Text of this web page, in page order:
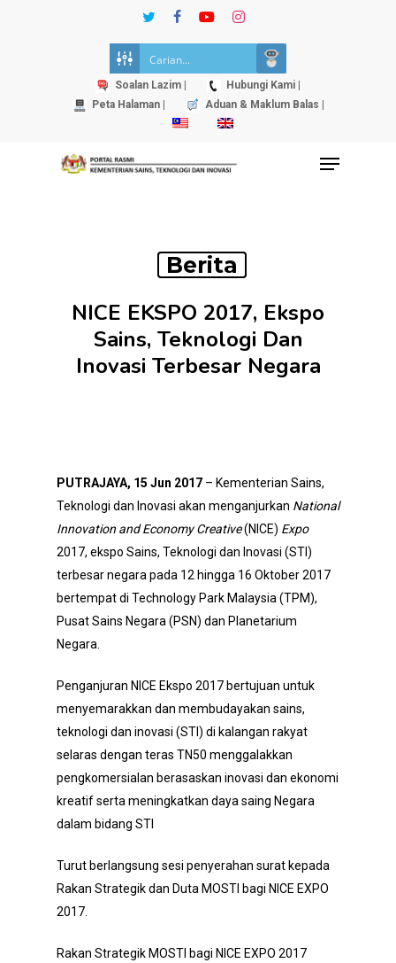
twitterfacebookyoutubeinstagram
Soalan Lazim |
Hubungi Kami |
Peta Halaman |
Aduan & Maklum Balas |
Menu
Berita
NICE EKSPO 2017, Ekspo
Sains, Teknologi Dan
Inovasi Terbesar Negara
PUTRAJAYA, 15 Jun 2017 – Kementerian Sains,
Teknologi dan Inovasi akan menganjurkan National
Innovation and Economy Creative(NICE) Expo
2017, ekspo Sains, Teknologi dan Inovasi (STI)
terbesar negara pada 12 hingga 16 Oktober 2017
bertempat di Technology Park Malaysia (TPM),
Pusat Sains Negara (PSN) dan Planetarium
Negara.
Penganjuran NICE Ekspo 2017 bertujuan untuk
menyemarakkan dan membudayakan sains,
teknologi dan inovasi (STI) di kalangan rakyat
selaras dengan teras TN50 menggalakkan
pengkomersialan berasaskan inovasi dan ekonomi
kreatif serta meningkatkan daya saing Negara
dalam bidang STI
Turut berlangsung sesi penyerahan surat kepada
Rakan Strategik dan Duta MOSTI bagi NICE EXPO
2017.
Rakan Strategik MOSTI bagi NICE EXPO 2017